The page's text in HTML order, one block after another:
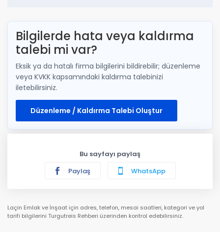
Bilgilerde hata veya kaldırma
talebi mi var?
Eksik ya da hatalı firma bilgilerini bildirebilir; düzenleme
veya KVKK kapsamındaki kaldırma talebinizi
iletebilirsiniz.
Düzenleme / Kaldırma Talebi Oluştur
Bu sayfayı paylaş
Paylaş
WhatsApp
Laçin Emlak ve İnşaat için adres, telefon, mesai saatleri, kategori ve yol
tarifi bilgilerini Turgutreis Rehberi üzerinden kontrol edebilirsiniz.